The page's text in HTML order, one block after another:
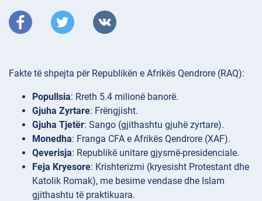
Fakte të shpejta për Republikën e Afrikës Qendrore (RAQ):
Popullsia: Rreth 5.4 milionë banorë.
Gjuha Zyrtare: Frëngjisht.
Gjuha Tjetër: Sango (gjithashtu gjuhë zyrtare).
Monedha: Franga CFA e Afrikës Qendrore (XAF).
Qeverisja: Republikë unitare gjysmë-presidenciale.
Feja Kryesore: Krishterizmi (kryesisht Protestant dhe
Katolik Romak), me besime vendase dhe Islam
gjithashtu të praktikuara.